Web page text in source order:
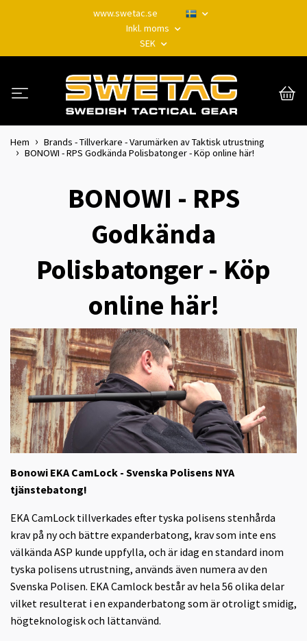
www.swetac.se
Inkl. moms
SEK
Hem
Brands - Tillverkare - Varumärken av Taktisk utrustning
BONOWI - RPS Godkända Polisbatonger - Köp online här!
BONOWI - RPS
Godkända
Polisbatonger - Köp
online här!
Bonowi EKA CamLock - Svenska Polisens NYA
tjänstebatong!
EKA CamLock tillverkades efter tyska polisens stenhårda
krav på ny och bättre expanderbatong, krav som inte ens
välkända ASP kunde uppfylla, och är idag en standard inom
tyska polisens utrustning, används även numera av den
Svenska Polisen. EKA Camlock består av hela 56 olika delar
vilket resulterat i en expanderbatong som är otroligt smidig,
högteknologisk och lättanvänd.